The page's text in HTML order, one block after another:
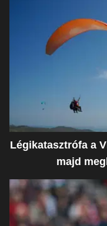
Légikatasztrófa a
majd